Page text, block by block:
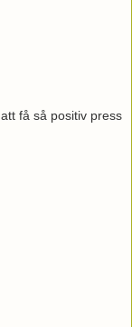
få så positiv press